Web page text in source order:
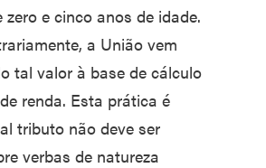
zero e cinco anos de idade.
a União vem
tal valor à base de cálculo
renda. Esta prática é
tributo não deve ser
verbas de natureza